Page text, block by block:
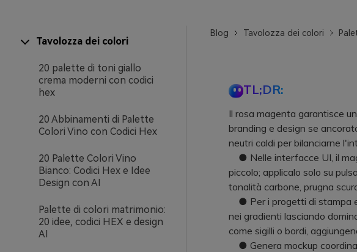
Tavolozza dei colori
20 palette di toni giallo
crema moderni con codici
hex
20 Abbinamenti di Palette
Colori Vino con Codici Hex
20 Palette Colori Vino
Bianco: Codici Hex e Idee
Design con AI
Palette di colori matrimonio:
20 idee, codici HEX e design
AI
Blog Tavolozza dei colori
TL;DR:
Il rosa magenta garantisce
branding e design se
neutri caldi per bilanciarne
● Nelle interfacce UI, il
piccolo; applicalo solo su
tonalità carbone, prugna
● Per i progetti di stampa
nei gradienti lasciando
come sigilli o bordi,
● Genera mockup